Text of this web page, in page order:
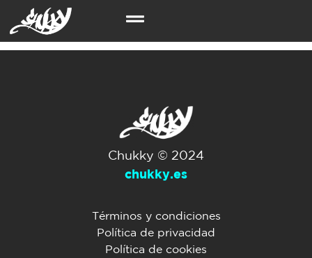
JARA FESTIVAL
Chukky © 2024
chukky.es
Términos y condiciones
Política de privacidad
Política de cookies